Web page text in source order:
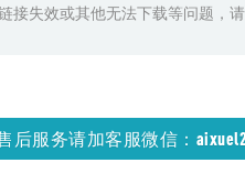
失效或其他无法下载等问题，
后服务请加客服微信：
全年班（暑假
程 2021-05-31